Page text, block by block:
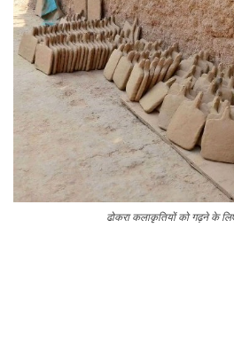
ढोकरा कलाकृतियों को गढ़ने के